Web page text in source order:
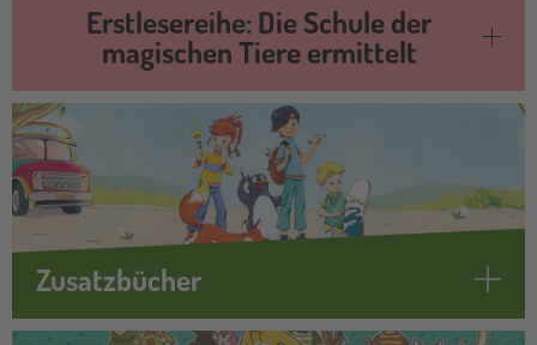
Erstlesereihe: Die Schule der
magischen Tiere ermittelt
Zusatzbücher